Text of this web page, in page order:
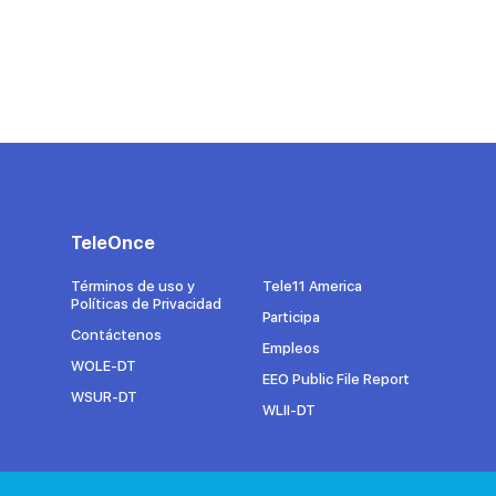
TeleOnce
Términos de uso y
Políticas de Privacidad
Contáctenos
WOLE-DT
WSUR-DT
Tele11 America
Participa
Empleos
EEO Public File Report
WLII-DT